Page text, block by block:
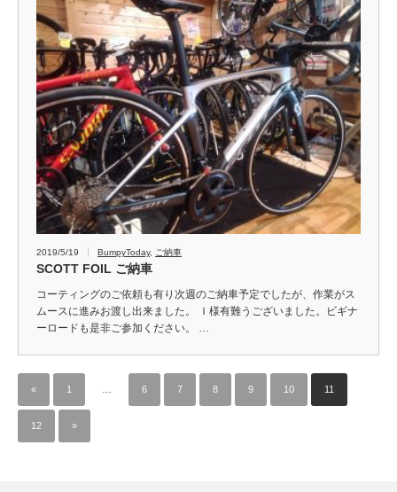
2019/5/19 BumpyToday, ご納車
SCOTT FOIL ご納車
コーティングのご依頼も有り次週のご納車予定でしたが、作業がス
ムースに進みお渡し出来ました。 Ｉ様有難うございました。ビギナ
ーロードも是非ご参加ください。 …
« 1 6 7 8 9 10 11
12 »